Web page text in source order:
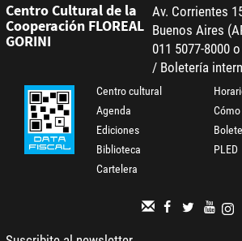
Centro Cultural de la
Cooperación FLOREAL
GORINI
Av. Corrientes
Buenos Aires
011 5077-8000
/ Boletería
Centro cultural
Agenda
Ediciones
Biblioteca
Cartelera
PLED